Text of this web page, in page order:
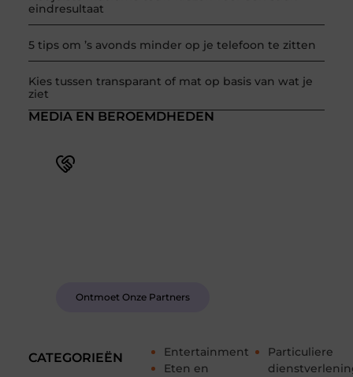
eindresultaat
5 tips om ’s avonds minder op je telefoon te zitten
Kies tussen transparant of mat op basis van wat je
ziet
CATEGORIEËN
Entertainment
Eten en
Particuliere
MEDIA EN BEROEMDHEDEN
Ontmoet Onze Partners